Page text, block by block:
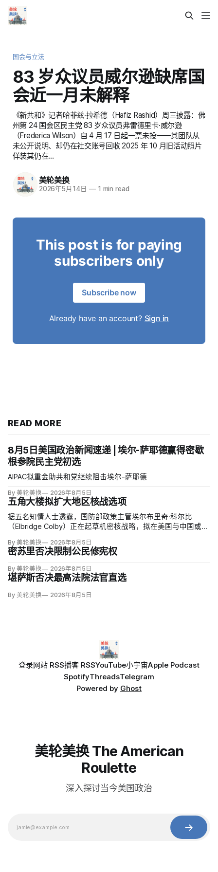
国会与立法
83 岁众议员威尔逊缺席国
会近一月未解释
《新共和》记者哈菲兹·拉希德（Hafiz Rashid）周三披露：佛
州第 24 国会区民主党 83 岁众议员弗雷德里卡·威尔逊
（Frederica Wilson）自 4 月 17 日起一票未投——其团队从
未公开说明、却仍在社交账号回收 2025 年 10 月旧活动照片
佯装其仍在…
美轮美换
2026年5月14日 —1 min read
This post is for paying
subscribers only
Subscribe now
Already have an account? Sign in
READ MORE
8月5日美国政治新闻速递 | 埃尔-萨耶德赢得密歇
根参院民主党初选
AIPAC拟重金助共和党继续阻击埃尔-萨耶德
By 美轮美换 2026年8月5日
五角大楼拟扩大地区核战选项
据五名知情人士透露，国防部政策主管埃尔布里奇·科尔比
（Elbridge Colby）正在起草机密核战略，拟在美国与中国或俄
提交总统选择的核报复方案。
By 美轮美换 2026年8月5日
密苏里否决限制公民修宪权
By 美轮美换 2026年8月5日
堪萨斯否决最高法院法官直选
By 美轮美换 2026年8月5日
登录网站 RSS播客 RSSYouTube小宇宙Apple Podcast
SpotifyThreadsTelegram
Powered by Ghost
美轮美换 The American
Roulette
深入探讨当今美国政治